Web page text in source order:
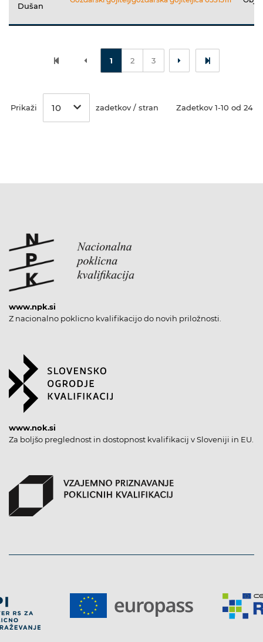
Dušan
1 2 3
Prikaži 10 zadetkov / stran Zadetkov 1-10 od 24
www.npk.si
Z nacionalno poklicno kvalifikacijo do novih priložnosti.
www.nok.si
Za boljšo preglednost in dostopnost kvalifikacij v Sloveniji in EU.